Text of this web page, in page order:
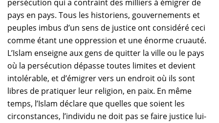
persécution qui a contraint des milliers à émigrer de
pays en pays. Tous les historiens, gouvernements et
peuples imbus d’un sens de justice ont considéré ceci
comme étant une oppression et une énorme cruauté.
L’Islam enseigne aux gens de quitter la ville ou le pays
où la persécution dépasse toutes limites et devient
intolérable, et d’émigrer vers un endroit où ils sont
libres de pratiquer leur religion, en paix. En même
temps, l’Islam déclare que quelles que soient les
circonstances, l’individu ne doit pas se faire justice lui-